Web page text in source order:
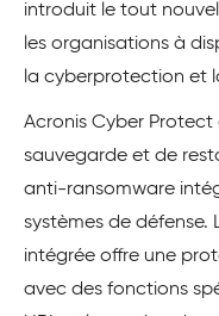
introduit le tout
les organisations à
la cyberprotection et
Acronis Cyber Protect
sauvegarde et de
anti-ransomware
systèmes de défense.
intégrée offre une
avec des fonctions